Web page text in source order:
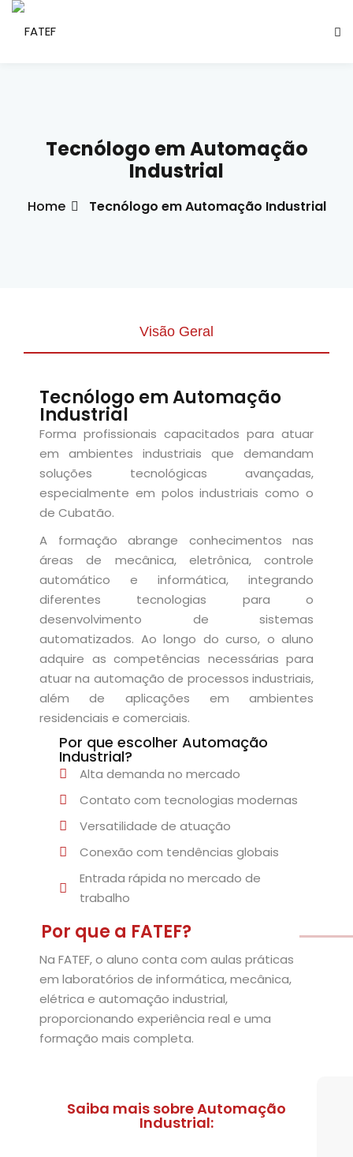
Social
Informação
(EAD)
Produção
de Avaliação
de Curso
de TCC
Tecnólogo em Automação
Industrial
Home Tecnólogo em Automação Industrial
Visão Geral
Tecnólogo em Automação
Industrial
Forma profissionais capacitados para atuar
em ambientes industriais que demandam
soluções tecnológicas avançadas,
especialmente em polos industriais como o
de Cubatão.
A formação abrange conhecimentos nas
áreas de mecânica, eletrônica, controle
automático e informática, integrando
diferentes tecnologias para o
desenvolvimento de sistemas
automatizados. Ao longo do curso, o aluno
adquire as competências necessárias para
atuar na automação de processos industriais,
além de aplicações em ambientes
residenciais e comerciais.
Por que escolher Automação
Industrial?
Alta demanda no mercado
Contato com tecnologias modernas
Versatilidade de atuação
Conexão com tendências globais
Entrada rápida no mercado de
trabalho
Por que a FATEF?
Na FATEF, o aluno conta com aulas práticas
em laboratórios de informática, mecânica,
elétrica e automação industrial,
proporcionando experiência real e uma
formação mais completa.
Saiba mais sobre Automação
Industrial:
Already have an account?Sign in